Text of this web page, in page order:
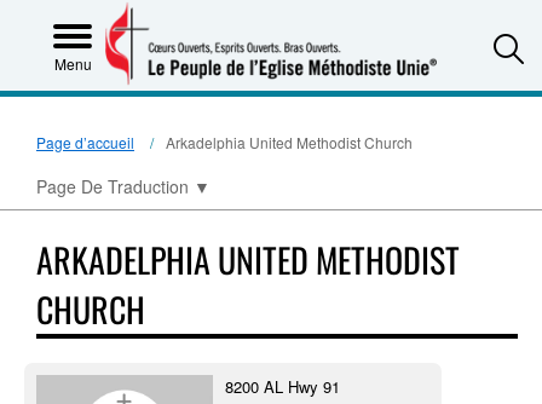
Menu
Page d’accueil Arkadelphia United Methodist Church
Page De Traduction ▼
ARKADELPHIA UNITED METHODIST
CHURCH
8200 AL Hwy 91